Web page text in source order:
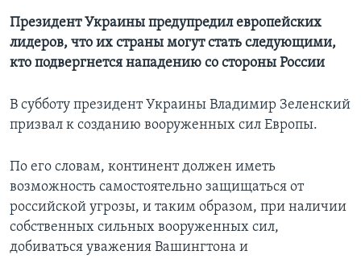
Президент Украины предупредил европейских
лидеров, что их страны могут стать следующими,
кто подвергнется нападению со стороны России
В субботу президент Украины Владимир Зеленский
призвал к созданию вооруженных сил Европы.
По его словам, континент должен иметь
возможность самостоятельно защищаться от
российской угрозы, и таким образом, при наличии
собственных сильных вооруженных сил,
добиваться уважения Вашингтона и